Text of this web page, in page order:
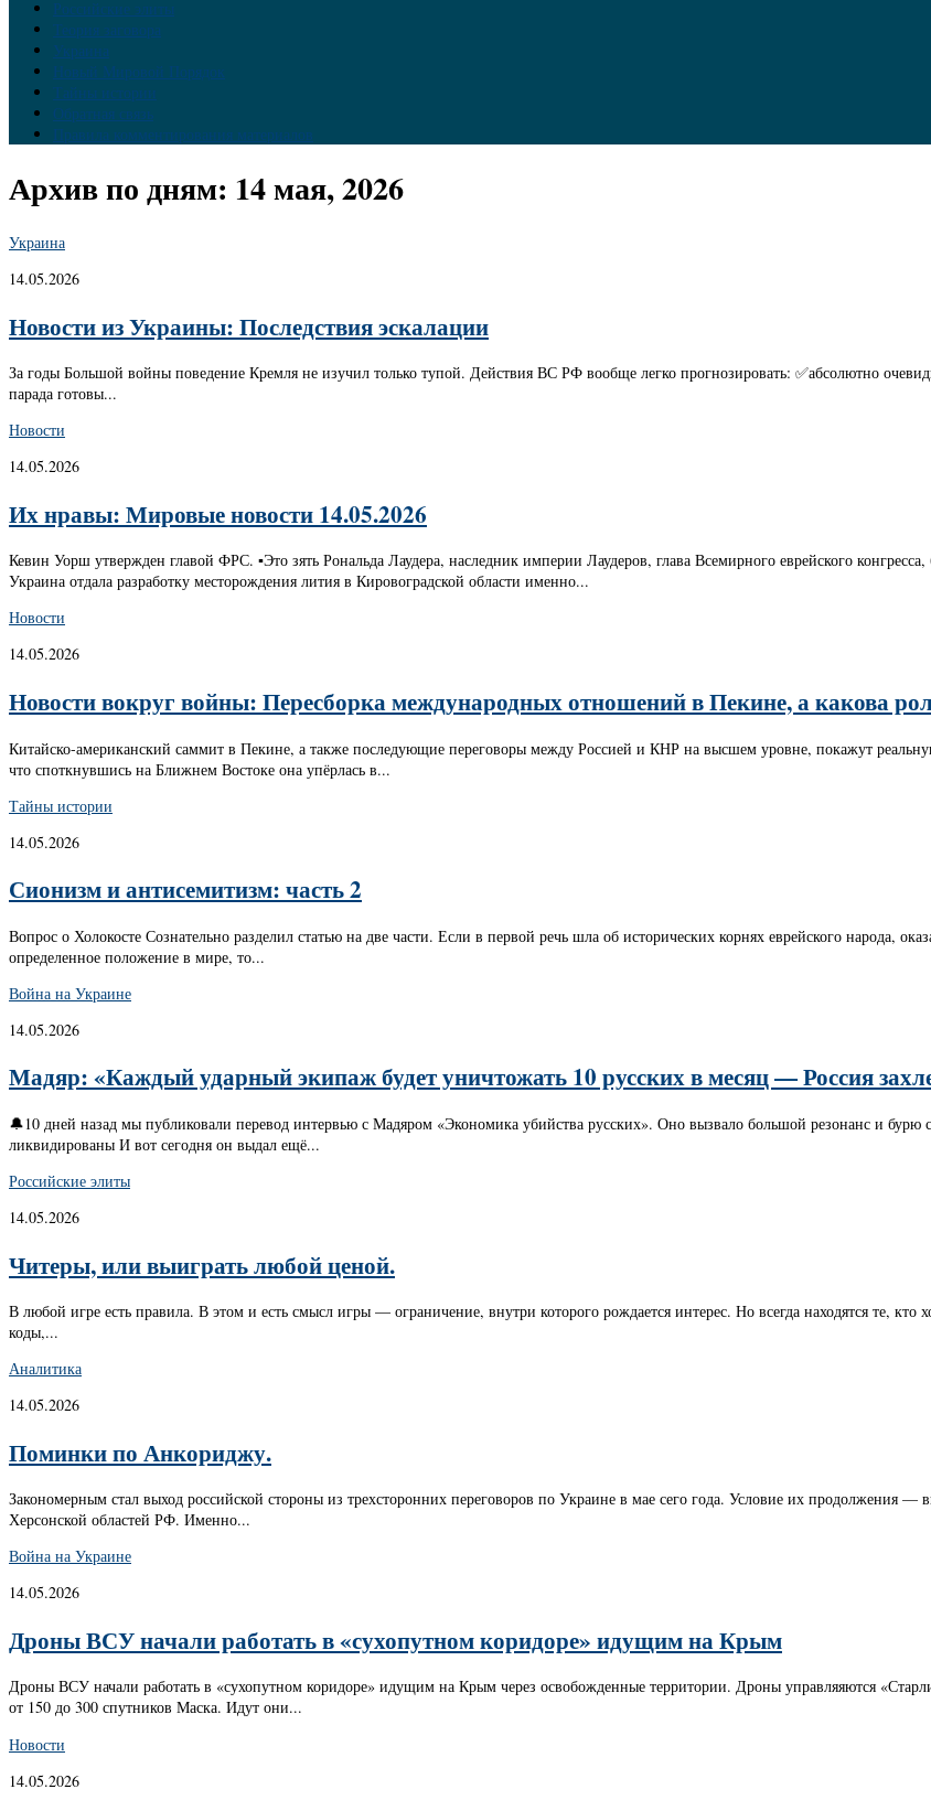
Российские элиты
Теория заговора
Украина
Новый Мировой Порядок
Тайны истории
Обратная связь
Правила комментирования материалов
Архив по дням: 14 мая, 2026
Украина
14.05.2026
Новости из Украины: Последствия эскалации
За годы Большой войны поведение Кремля не изучил только тупой. Действия ВС РФ вообще легко прогнозировать: ✅абсолютно
парада готовы...
Новости
14.05.2026
Их нравы: Мировые новости 14.05.2026
Кевин Уорш утвержден главой ФРС. ▪️Это зять Рональда Лаудера, наследник империи Лаудеров, глава Всемирного еврейского
Украина отдала разработку месторождения лития в Кировоградской области именно...
Новости
14.05.2026
Новости вокруг войны: Пересборка международных отношений в Пекине, а какова
Китайско-американский саммит в Пекине, а также последующие переговоры между Россией и КНР на высшем уровне, покажут
что споткнувшись на Ближнем Востоке она упёрлась в...
Тайны истории
14.05.2026
Сионизм и антисемитизм: часть 2
Вопрос о Холокосте Сознательно разделил статью на две части. Если в первой речь шла об исторических корнях еврейского народа,
определенное положение в мире, то...
Война на Украине
14.05.2026
Мадяр: «Каждый ударный экипаж будет уничтожать 10 русских в месяц — Россия
🔔10 дней назад мы публиковали перевод интервью с Мадяром «Экономика убийства русских». Оно вызвало большой резонанс и
ликвидированы И вот сегодня он выдал ещё...
Российские элиты
14.05.2026
Читеры, или выиграть любой ценой.
В любой игре есть правила. В этом и есть смысл игры — ограничение, внутри которого рождается интерес. Но всегда находятся те,
коды,...
Аналитика
14.05.2026
Поминки по Анкориджу.
Закономерным стал выход российской стороны из трехсторонних переговоров по Украине в мае сего года. Условие их
Херсонской областей РФ. Именно...
Война на Украине
14.05.2026
Дроны ВСУ начали работать в «сухопутном коридоре» идущим на Крым
Дроны ВСУ начали работать в «сухопутном коридоре» идущим на Крым через освобожденные территории. Дроны управляяются
от 150 до 300 спутников Маска. Идут они...
Новости
14.05.2026